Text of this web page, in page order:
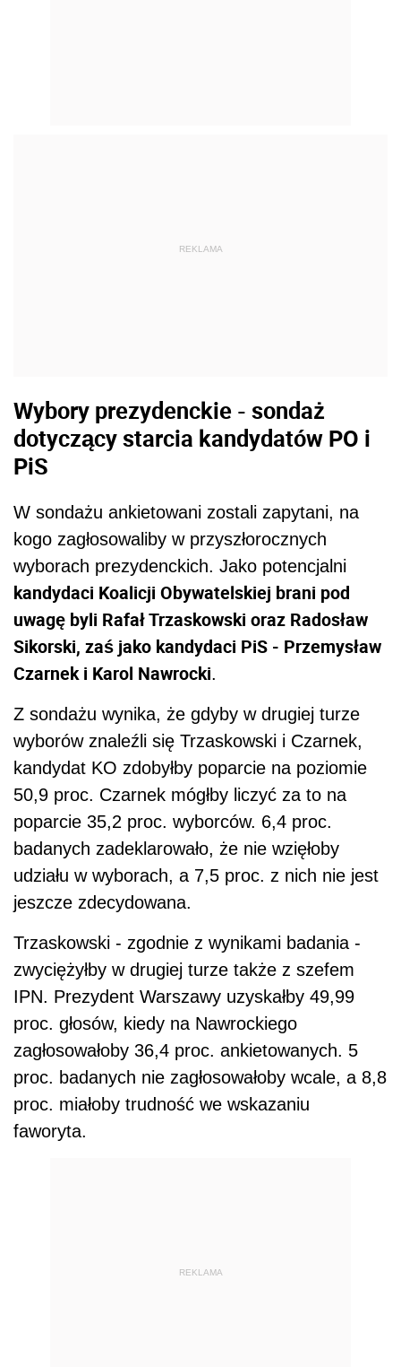
REKLAMA
Wybory prezydenckie - sondaż
dotyczący starcia kandydatów PO i
PiS
W sondażu ankietowani zostali zapytani, na
kogo zagłosowaliby w przyszłorocznych
wyborach prezydenckich. Jako potencjalni
kandydaci Koalicji Obywatelskiej brani pod
uwagę byli Rafał Trzaskowski oraz Radosław
Sikorski, zaś jako kandydaci PiS - Przemysław
Czarnek i Karol Nawrocki.
Z sondażu wynika, że gdyby w drugiej turze
wyborów znaleźli się Trzaskowski i Czarnek,
kandydat KO zdobyłby poparcie na poziomie
50,9 proc. Czarnek mógłby liczyć za to na
poparcie 35,2 proc. wyborców. 6,4 proc.
badanych zadeklarowało, że nie wzięłoby
udziału w wyborach, a 7,5 proc. z nich nie jest
jeszcze zdecydowana.
Trzaskowski - zgodnie z wynikami badania -
zwyciężyłby w drugiej turze także z szefem
IPN. Prezydent Warszawy uzyskałby 49,99
proc. głosów, kiedy na Nawrockiego
zagłosowałoby 36,4 proc. ankietowanych. 5
proc. badanych nie zagłosowałoby wcale, a 8,8
proc. miałoby trudność we wskazaniu
faworyta.
REKLAMA